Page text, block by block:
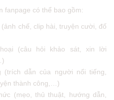
fanpage có thể bao gồm:
chế, clip hài, truyện cười, đố
(câu hỏi khảo sát, xin lời
(trích dẫn của người nổi tiếng,
thành công,…)
(mẹo, thủ thuật, hướng dẫn,